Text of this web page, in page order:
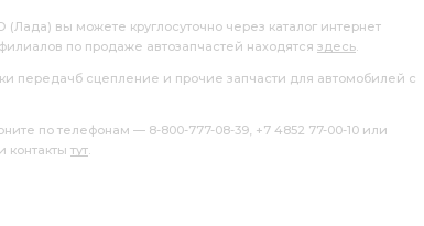
вы можете круглосуточно через каталог интернет
по продаже автозапчастей находятся здесь.
передачб сцепление и прочие запчасти для автомобилей с
по телефонам — 8-800-777-08-39, +7 4852 77-00-10 или
контакты тут.